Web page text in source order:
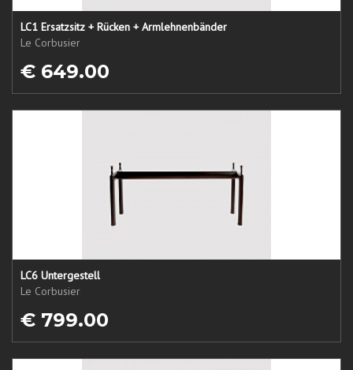
LC1 Ersatzsitz + Rücken + Armlehnenbänder
Le Corbusier
€ 649.00
LC6 Untergestell
Le Corbusier
€ 799.00